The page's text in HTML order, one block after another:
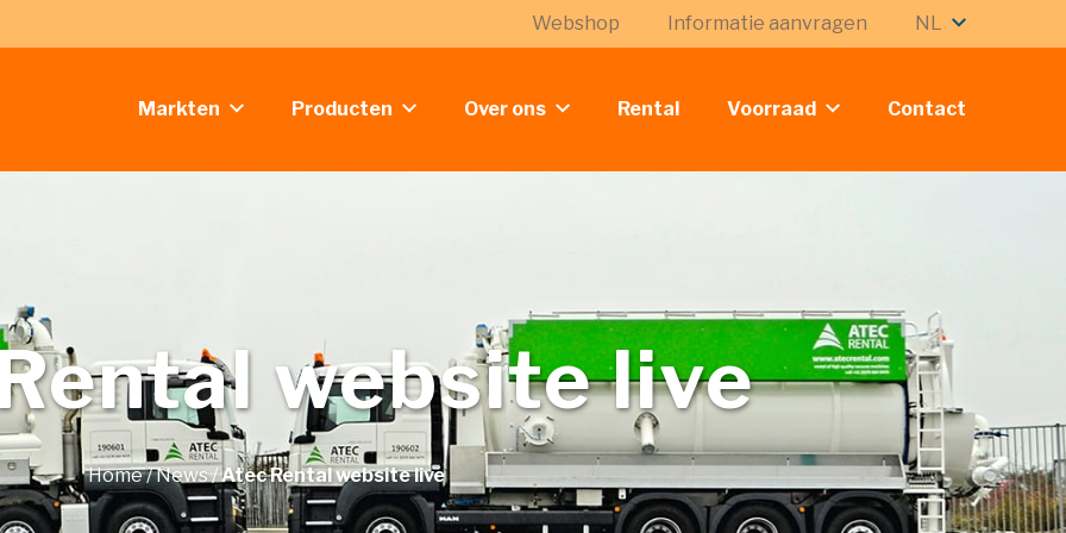
Markten Producten Over ons Rental Voorraad Contact
Webshop Informatie aanvragen NL
website live
Home/News/Atec Rental website live